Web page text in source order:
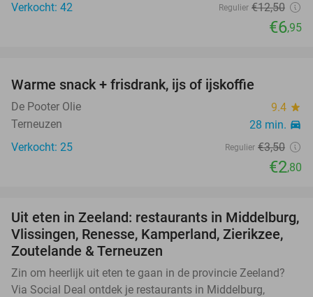
Verkocht: 42 Regulier €12,50
€6,95
Warme snack + frisdrank, ijs of ijskoffie
De Pooter Olie 9.4 star
Terneuzen 28 min. directions_car
Verkocht: 25 Regulier €3,50
€2,80
Uit eten in Zeeland: restaurants in Middelburg,
Vlissingen, Renesse, Kamperland, Zierikzee,
Zoutelande & Terneuzen
Zin om heerlijk uit eten te gaan in de provincie Zeeland?
Via Social Deal ontdek je restaurants in Middelburg,